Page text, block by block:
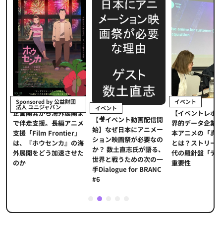
Sponsored by 公益財団
法人 ユニジャパン
企画開発から海外展開ま
で伴走支援。長編アニメ
支援「Film Frontier」
は、『ホウセンカ』の海
外展開をどう加速させた
のか
イベント
【🎥イベント動画配信開
始】なぜ日本にアニメー
ション映画祭が必要なの
か？ 数土直志氏が語る、
世界と戦うための次の一
手Dialogue for BRANC
#6
イベント
【イベントレポ
界的データ企業
本アニメの「真
とは？ストリー
代の羅針盤「デ
重要性
2